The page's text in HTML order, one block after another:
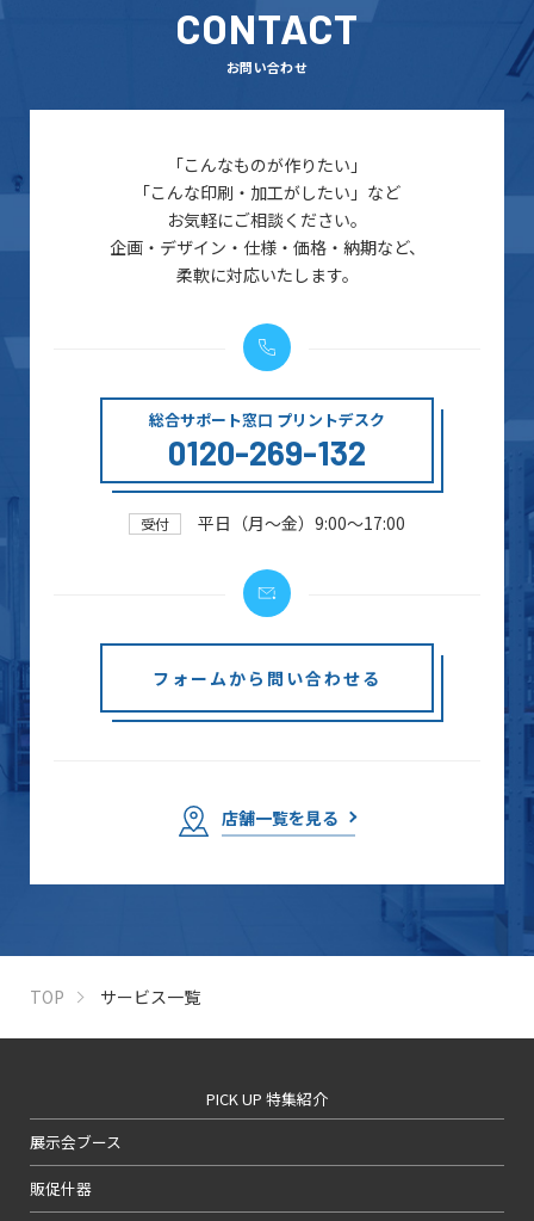
CONTACT
お問い合わせ
「こんなものが作りたい」
「こんな印刷・加工がしたい」など
お気軽にご相談ください。
企画・デザイン・仕様・価格・納期など、
柔軟に対応いたします。
総合サポート窓口 プリントデスク
0120-269-132
受付 平日（月～金）9:00～17:00
フォームから問い合わせる
店舗一覧を見る
TOP サービス一覧
PICK UP 特集紹介
展示会ブース
販促什器